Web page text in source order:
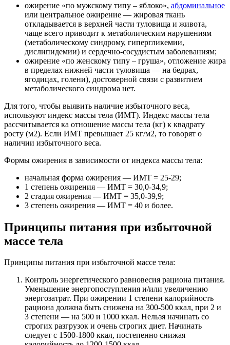
ожирение «по мужскому типу – яблоко», абдоминальное
или центральное ожирение — жировая ткань
откладывается в верхней части туловища и живота,
чаще всего приводит к метаболическим нарушениям
(метаболическому синдрому, гипергликемии,
дислипидемии) и сердечно-сосудистым заболеваниям;
ожирение «по женскому типу – груша», отложение жира
в пределах нижней части туловища — на бедрах,
ягодицах, голени), достоверной связи с развитием
метаболического синдрома нет.
Для того, чтобы выявить наличие избыточного веса,
используют индекс массы тела (ИМТ). Индекс массы тела
рассчитывается ка отношение массы тела (кг) к квадрату
росту (м2). Если ИМТ превышает 25 кг/м2, то говорят о
наличии избыточного веса.
Формы ожирения в зависимости от индекса массы тела:
начальная форма ожирения — ИМТ = 25-29;
1 степень ожирения — ИМТ = 30,0-34,9;
2 стадия ожирения — ИМТ = 35,0-39,9;
3 степень ожирения — ИМТ = 40 и более.
Принципы питания при избыточной
массе тела
Принципы питания при избыточной массе тела:
Контроль энергетического равновесия рациона питания.
Уменьшение энергопоступления и/или увеличению
энергозатрат. При ожирении 1 степени калорийность
рациона должна быть снижена на 300-500 ккал, при 2 и
3 степени — на 500 и 1000 ккал. Нельзя начинать со
строгих разгрузок и очень строгих диет. Начинать
следует с 1500-1800 ккал, постепенно снижая